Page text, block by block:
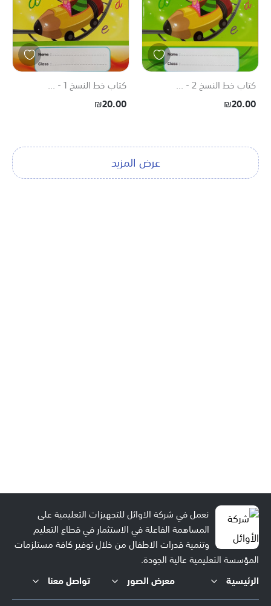
كتاب خط النسخ 2 - ...
₪20.00
كتاب خط النسخ 1 - ...
₪20.00
عرض المزيد
نعمل في شركة الاوائل للتجهيزات التعليمية على
المساهمة الفاعلة في الاستثمار في قطاع التعليم
وتنمية قدرات الاطفال من خلال توفير كافة مستلزمات
المؤسسة التعليمية عالية الجودة.
الرئيسية
معرض الصور تواصل معنا